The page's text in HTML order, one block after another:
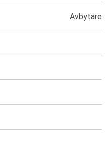
Avbytare